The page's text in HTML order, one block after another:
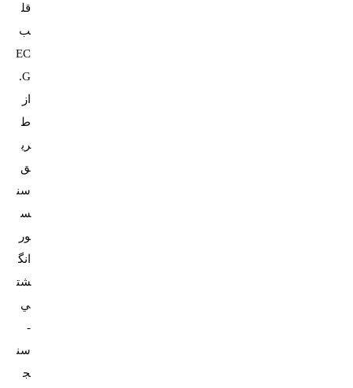
قل
ب
EC
G.
از
ط
ري
ق
سن
س
ور
انگ
شت
ي
-
سن
ج